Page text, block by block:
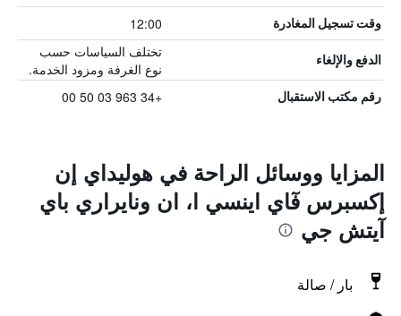
وقت تسجيل المغادرة 12:00
الدفع والإلغاء
تختلف السياسات حسب
نوع الغرفة ومزود الخدمة.
رقم مكتب الاستقبال +34 963 03 50 00
المزايا ووسائل الراحة في هوليداي إن
إكسبرس فٓاي اينسي ا، ان ونايراري باي
آيتش جي
بار / صالة